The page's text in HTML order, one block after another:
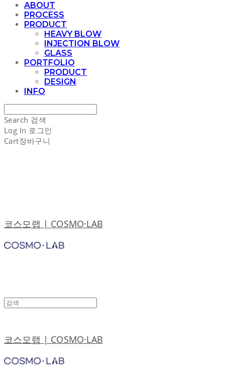
ABOUT
PROCESS
PRODUCT
HEAVY BLOW
INJECTION BLOW
GLASS
PORTFOLIO
PRODUCT
DESIGN
INFO
Search 검색
Log In 로그인
Cart장바구니
코스모랩 | COSMO·LAB
코스모랩 | COSMO·LAB